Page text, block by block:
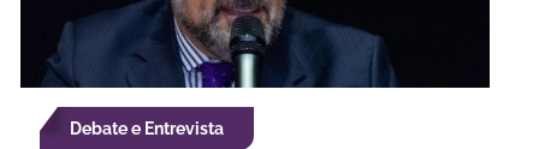
Debate e Entrevista